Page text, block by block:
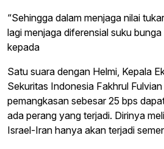
“Sehingga dalam menjaga nilai
lagi menjaga diferensial suku
kepada
Satu suara dengan Helmi, Kepala
Sekuritas Indonesia Fakhrul
pemangkasan sebesar 25 bps
ada perang yang terjadi. Dirinya
Israel-Iran hanya akan terjadi